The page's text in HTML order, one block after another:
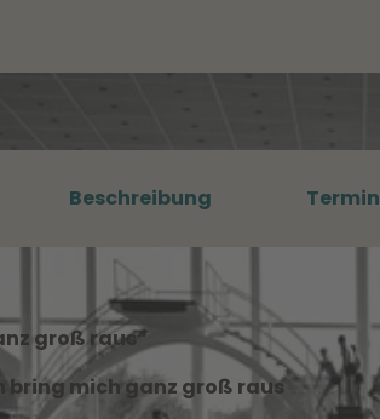
Beschreibung
groß raus“
bring mich ganz groß raus